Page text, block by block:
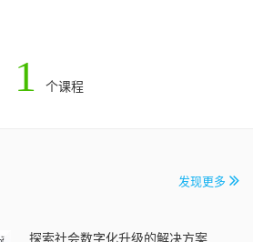
1 个课程
发现更多
探索社会数字化升级的解决方案